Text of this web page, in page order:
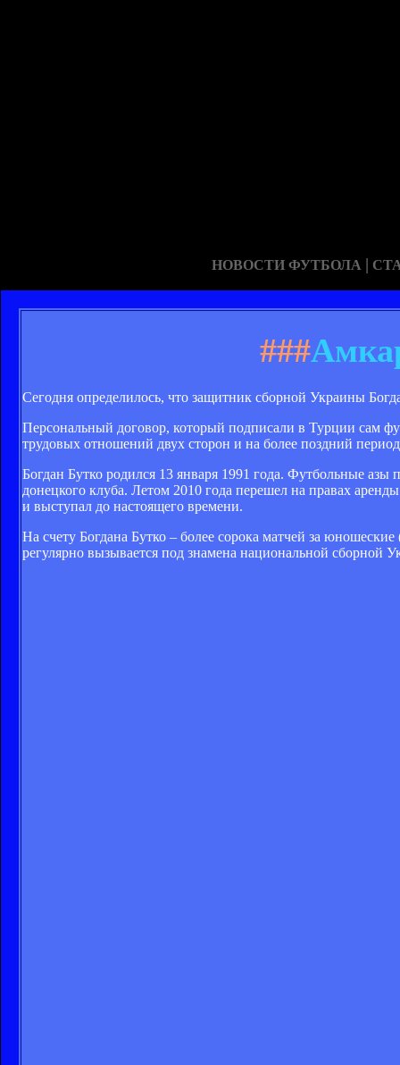
НОВОСТИ ФУТБОЛА |
###
Сегодня определилось, что защитник сборной Украины
Персональный договор, который подписали в Турции сам
трудовых отношений двух сторон и на более поздний
Богдан Бутко родился 13 января 1991 года. Футбольные
донецкого клуба. Летом 2010 года перешел на правах
и выступал до настоящего времени.
На счету Богдана Бутко – более сорока матчей за
регулярно вызывается под знамена национальной